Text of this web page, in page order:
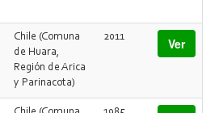
Chile (Comuna
de Huara,
Región de Arica
y Parinacota)
2011 Ver